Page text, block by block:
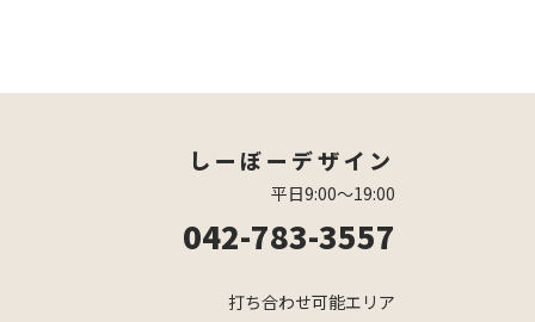
しーぼーデザイン
平日9:00〜19:00
042-783-3557
打ち合わせ可能エリア